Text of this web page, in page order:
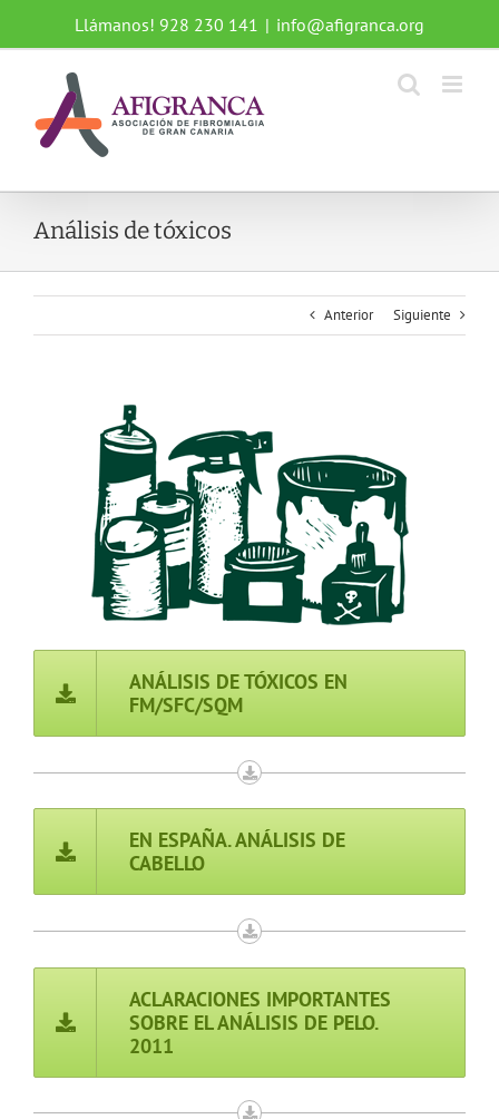
contenido
Llámanos! 928 230 141 | info@afigranca.org
Análisis de tóxicos
Anterior Siguiente
ANÁLISIS DE TÓXICOS EN
FM/SFC/SQM
EN ESPAÑA. ANÁLISIS DE
CABELLO
ACLARACIONES IMPORTANTES
SOBRE EL ANÁLISIS DE PELO.
2011